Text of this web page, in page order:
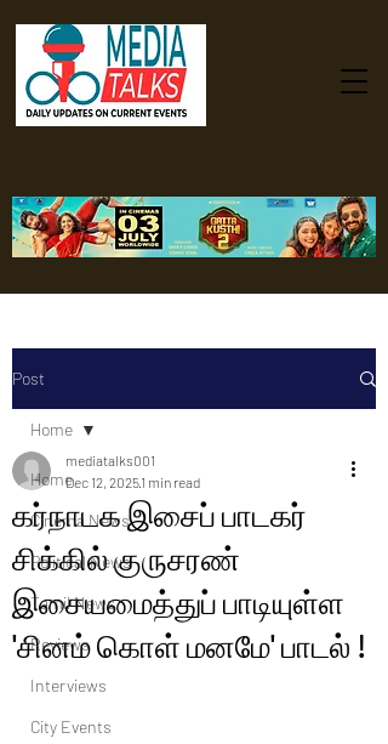
Post
Home
Cinema News
Political News
Tamil News
Reviews
Interviews
City Events
Home
கர்நாடக இசைப் பாடகர்
சிக்கில் குருசரண்
இசையமைத்துப் பாடியுள்ள
'சினம் கொள் மனமே' பாடல் !
mediatalks001
Dec 12, 20251 min read